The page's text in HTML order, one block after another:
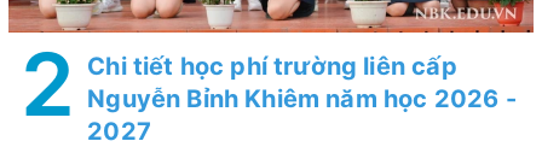
2
Chi tiết học phí trường liên cấp
Nguyễn Bỉnh Khiêm năm học 2026 -
2027